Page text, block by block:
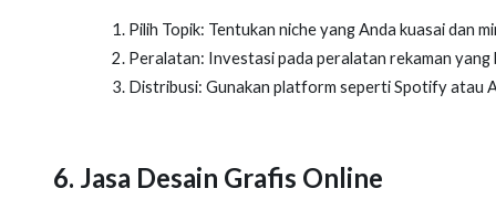
Pilih Topik: Tentukan niche yang Anda kuasai dan
Peralatan: Investasi pada peralatan rekaman yang
Distribusi: Gunakan platform seperti Spotify atau
6. Jasa Desain Grafis Online